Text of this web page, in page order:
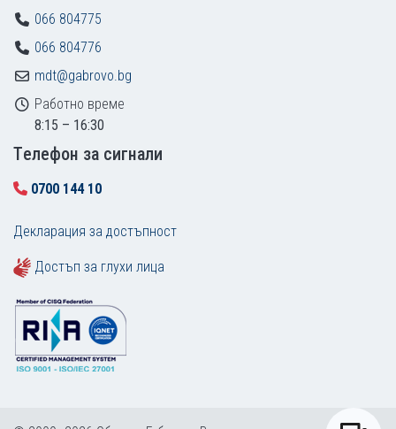
066 804775
066 804776
mdt@gabrovo.bg
Работно време
8:15 – 16:30
Tелефон за сигнали
0700 144 10
Декларация за достъпност
Достъп за глухи лица